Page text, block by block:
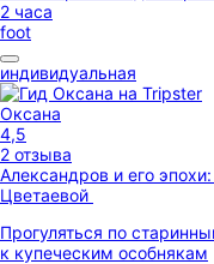
2 часа
foot
индивидуальная
Оксана
4,5
2 отзыва
Александров и его
Цветаевой
Прогуляться по
к купеческим особнякам